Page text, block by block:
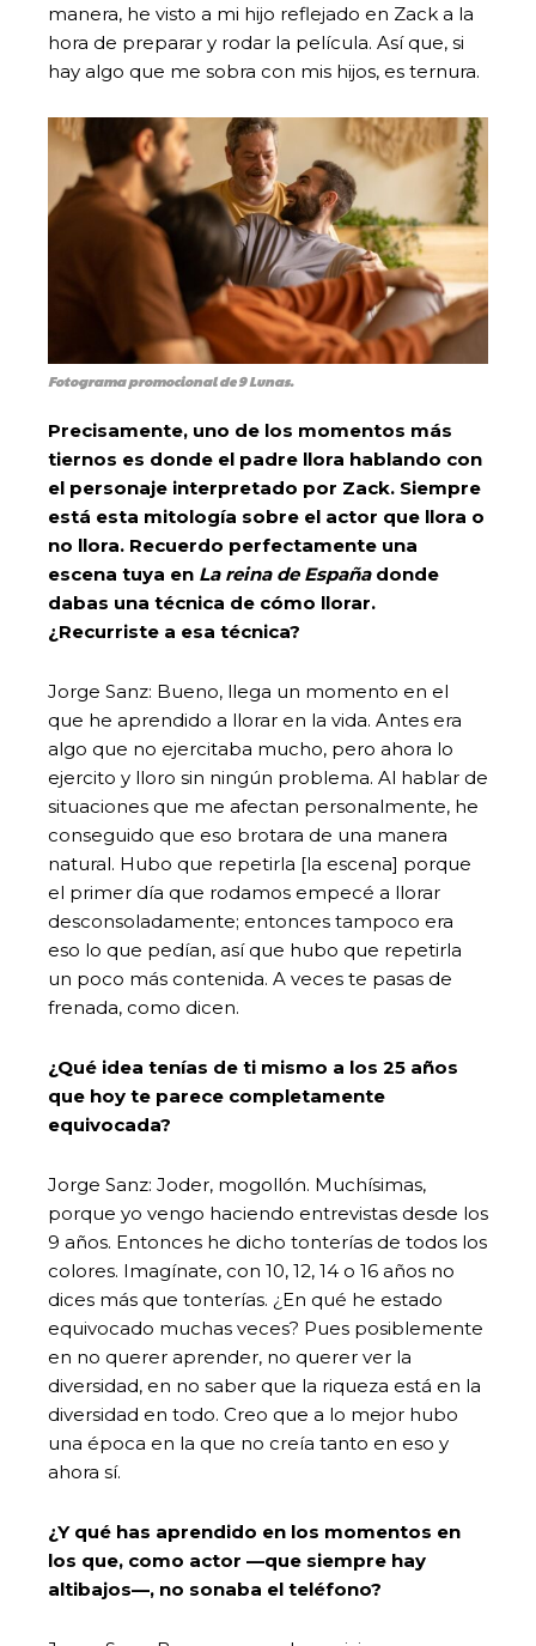
manera, he visto a mi hijo reflejado en Zack a la
hora de preparar y rodar la película. Así que, si
hay algo que me sobra con mis hijos, es ternura.
Fotograma promocional de 9 Lunas.
Precisamente, uno de los momentos más
tiernos es donde el padre llora hablando con
el personaje interpretado por Zack. Siempre
está esta mitología sobre el actor que llora o
no llora. Recuerdo perfectamente una
escena tuya en La reina de Españadonde
dabas una técnica de cómo llorar.
¿Recurriste a esa técnica?
Jorge Sanz: Bueno, llega un momento en el
que he aprendido a llorar en la vida. Antes era
algo que no ejercitaba mucho, pero ahora lo
ejercito y lloro sin ningún problema. Al hablar de
situaciones que me afectan personalmente, he
conseguido que eso brotara de una manera
natural. Hubo que repetirla [la escena] porque
el primer día que rodamos empecé a llorar
desconsoladamente; entonces tampoco era
eso lo que pedían, así que hubo que repetirla
un poco más contenida. A veces te pasas de
frenada, como dicen.
¿Qué idea tenías de ti mismo a los 25 años
que hoy te parece completamente
equivocada?
Jorge Sanz: Joder, mogollón. Muchísimas,
porque yo vengo haciendo entrevistas desde los
9 años. Entonces he dicho tonterías de todos los
colores. Imagínate, con 10, 12, 14 o 16 años no
dices más que tonterías. ¿En qué he estado
equivocado muchas veces? Pues posiblemente
en no querer aprender, no querer ver la
diversidad, en no saber que la riqueza está en la
diversidad en todo. Creo que a lo mejor hubo
una época en la que no creía tanto en eso y
ahora sí.
¿Y qué has aprendido en los momentos en
los que, como actor —que siempre hay
altibajos—, no sonaba el teléfono?